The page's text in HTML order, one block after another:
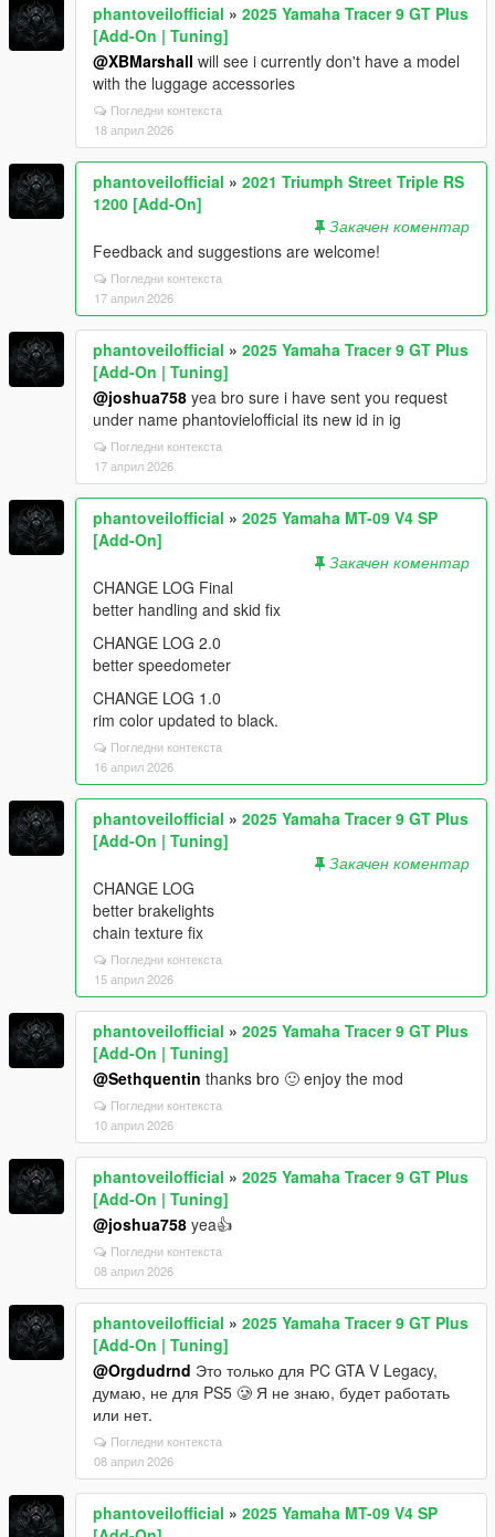
phantoveilofficial » 2025 Yamaha Tracer 9 GT Plus
[Add-On | Tuning]
@XBMarshall will see i currently don't have a model
with the luggage accessories
Погледни контекста
18 април 2026
phantoveilofficial » 2021 Triumph Street Triple RS
1200 [Add-On]
Закачен коментар
Feedback and suggestions are welcome!
Погледни контекста
17 април 2026
phantoveilofficial » 2025 Yamaha Tracer 9 GT Plus
[Add-On | Tuning]
@joshua758 yea bro sure i have sent you request
under name phantovielofficial its new id in ig
Погледни контекста
17 април 2026
phantoveilofficial » 2025 Yamaha MT-09 V4 SP
[Add-On]
Закачен коментар
CHANGE LOG Final
better handling and skid fix
CHANGE LOG 2.0
better speedometer
CHANGE LOG 1.0
rim color updated to black.
Погледни контекста
16 април 2026
phantoveilofficial » 2025 Yamaha Tracer 9 GT Plus
[Add-On | Tuning]
Закачен коментар
CHANGE LOG
better brakelights
chain texture fix
Погледни контекста
15 април 2026
phantoveilofficial » 2025 Yamaha Tracer 9 GT Plus
[Add-On | Tuning]
@Sethquentin thanks bro 🙂 enjoy the mod
Погледни контекста
10 април 2026
phantoveilofficial » 2025 Yamaha Tracer 9 GT Plus
[Add-On | Tuning]
@joshua758 yea👍
Погледни контекста
08 април 2026
phantoveilofficial » 2025 Yamaha Tracer 9 GT Plus
[Add-On | Tuning]
@Orgdudrnd Это только для PC GTA V Legacy,
думаю, не для PS5 🥲 Я не знаю, будет работать
или нет.
Погледни контекста
08 април 2026
phantoveilofficial » 2025 Yamaha MT-09 V4 SP